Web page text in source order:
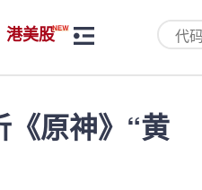
港美股
原神》“黄